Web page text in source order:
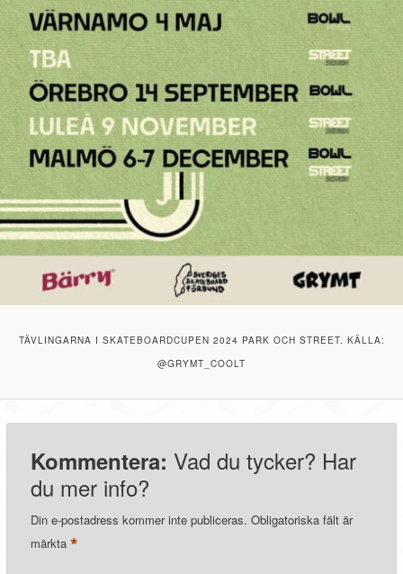
TÄVLINGARNA I SKATEBOARDCUPEN 2024 PARK OCH STREET. KÄLLA:
@GRYMT_COOLT
Kommentera: Vad du tycker? Har
du mer info?
Din e-postadress kommer inte publiceras. Obligatoriska fält är
märkta*